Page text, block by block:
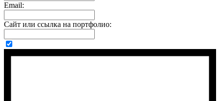
Email:
Сайт или ссылка на портфолио: